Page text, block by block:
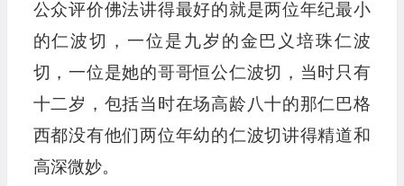
公众评价佛法讲得最好的就是两位年纪最小
的仁波切，一位是九岁的金巴义培珠仁波
切，一位是她的哥哥恒公仁波切，当时只有
十二岁，包括当时在场高龄八十的那仁巴格
西都没有他们两位年幼的仁波切讲得精道和
高深微妙。